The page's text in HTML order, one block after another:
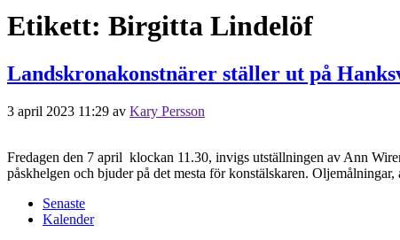
Etikett: Birgitta Lindelöf
Landskronakonstnärer ställer ut på
3 april 2023 11:29 av Kary Persson
Fredagen den 7 april klockan 11.30, invigs utställningen av Ann
påskhelgen och bjuder på det mesta för konstälskaren.
Senaste
Kalender